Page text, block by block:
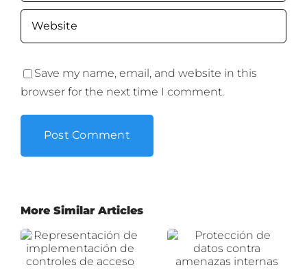
Save my name, email, and website in this
browser for the next time I comment.
More Similar Articles